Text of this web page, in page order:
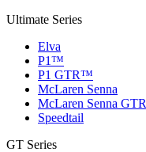
Ultimate Series
Elva
P1™
P1 GTR™
McLaren Senna
McLaren Senna GTR
Speedtail
GT Series